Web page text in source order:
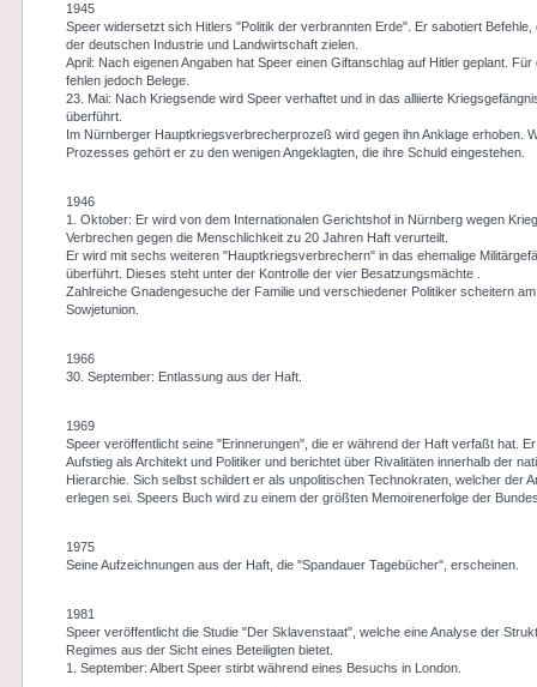
1945
Speer widersetzt sich Hitlers "Politik der verbrannten Erde". Er sabotiert Befehle,
der deutschen Industrie und Landwirtschaft zielen.
April: Nach eigenen Angaben hat Speer einen Giftanschlag auf Hitler geplant. Für
fehlen jedoch Belege.
23. Mai: Nach Kriegsende wird Speer verhaftet und in das alliierte
überführt.
Im Nürnberger Hauptkriegsverbrecherprozeß wird gegen ihn Anklage erhoben.
Prozesses gehört er zu den wenigen Angeklagten, die ihre Schuld eingestehen.
1946
1. Oktober: Er wird von dem Internationalen Gerichtshof in Nürnberg wegen
Verbrechen gegen die Menschlichkeit zu 20 Jahren Haft verurteilt.
Er wird mit sechs weiteren "Hauptkriegsverbrechern" in das ehemalige
überführt. Dieses steht unter der Kontrolle der vier Besatzungsmächte .
Zahlreiche Gnadengesuche der Familie und verschiedener Politiker scheitern
Sowjetunion.
1966
30. September: Entlassung aus der Haft.
1969
Speer veröffentlicht seine "Erinnerungen", die er während der Haft verfaßt hat.
Aufstieg als Architekt und Politiker und berichtet über Rivalitäten innerhalb der
Hierarchie. Sich selbst schildert er als unpolitischen Technokraten, welcher der
erlegen sei. Speers Buch wird zu einem der größten Memoirenerfolge der
1975
Seine Aufzeichnungen aus der Haft, die "Spandauer Tagebücher", erscheinen.
1981
Speer veröffentlicht die Studie "Der Sklavenstaat", welche eine Analyse der
Regimes aus der Sicht eines Beteiligten bietet.
1. September: Albert Speer stirbt während eines Besuchs in London.